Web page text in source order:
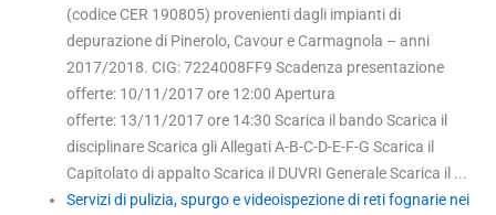
(codice CER 190805) provenienti dagli impianti di
depurazione di Pinerolo, Cavour e Carmagnola – anni
2017/2018. CIG: 7224008FF9 Scadenza presentazione
offerte: 10/11/2017 ore 12:00 Apertura
offerte: 13/11/2017 ore 14:30 Scarica il bando Scarica il
disciplinare Scarica gli Allegati A-B-C-D-E-F-G Scarica il
Capitolato di appalto Scarica il DUVRI Generale Scarica il ...
Servizi di pulizia, spurgo e videoispezione di reti fognarie nei